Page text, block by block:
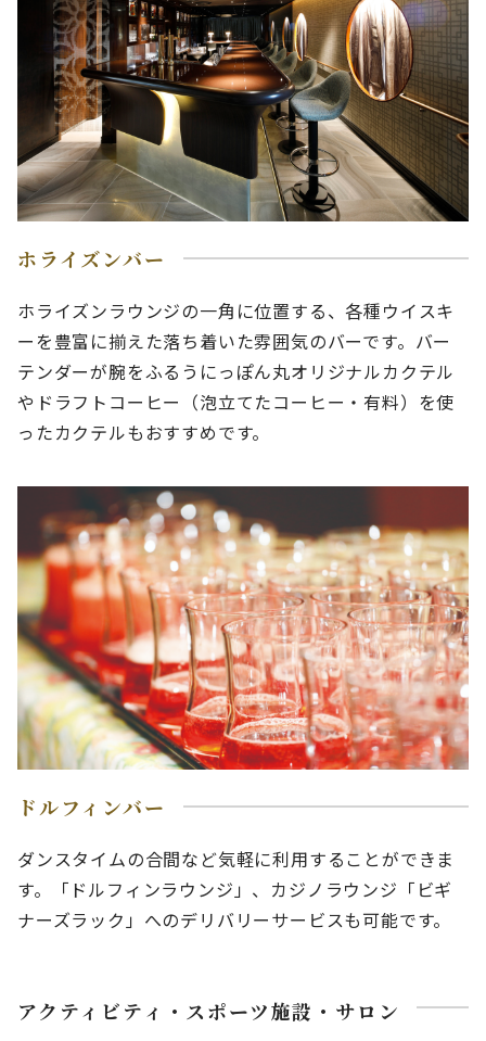
ホライズンバー
ホライズンラウンジの一角に位置する、各種ウイスキ
ーを豊富に揃えた落ち着いた雰囲気のバーです。バー
テンダーが腕をふるうにっぽん丸オリジナルカクテル
やドラフトコーヒー（泡立てたコーヒー・有料）を使
ったカクテルもおすすめです。
ドルフィンバー
ダンスタイムの合間など気軽に利用することができま
す。「ドルフィンラウンジ」、カジノラウンジ「ビギ
ナーズラック」へのデリバリーサービスも可能です。
アクティビティ・スポーツ施設・サロン